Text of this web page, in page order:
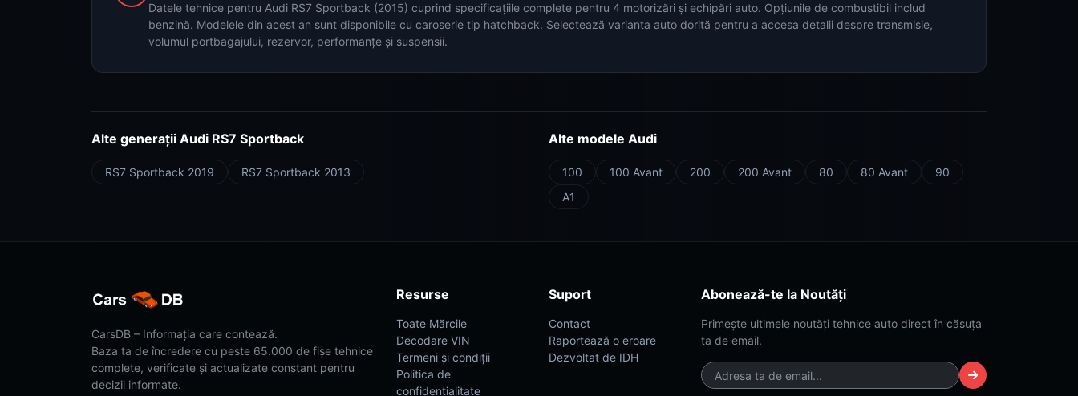
Datele tehnice pentru Audi RS7 Sportback (2015) cuprind specificațiile complete pentru 4 motorizări și echipări auto. Opțiunile de combustibil includ
benzină. Modelele din acest an sunt disponibile cu caroserie tip hatchback. Selectează varianta auto dorită pentru a accesa detalii despre transmisie,
volumul portbagajului, rezervor, performanțe și suspensii.
Alte generații Audi RS7 Sportback
RS7 Sportback 2019 RS7 Sportback 2013
Alte modele Audi
100 100 Avant 200 200 Avant 80 80 Avant
90
A1
CarsDB – Informația care contează.
Baza ta de încredere cu peste 65.000 de fișe tehnice
complete, verificate și actualizate constant pentru
decizii informate.
Resurse
Toate Mărcile
Decodare VIN
Termeni și condiții
Politica de
confidențialitate
Suport
Contact
Raportează o eroare
Dezvoltat de IDH
Abonează-te la Noutăți
Primește ultimele noutăți tehnice auto direct în căsuța
ta de email.